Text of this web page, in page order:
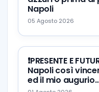
Napoli
05 Agosto 2026
❗️PRESENTE E
Napoli così
ed il mio